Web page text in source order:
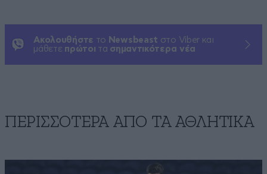
Ακολουθήστε το Newsbeast στο Viber και
μάθετε πρώτοι τα σημαντικότερα νέα
ΠΕΡΙΣΣΟΤΕΡΑ ΑΠΟ ΤA ΑΘΛΗΤΙΚΑ